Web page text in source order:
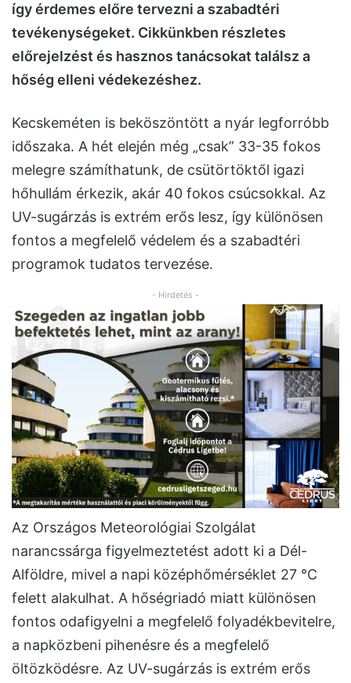
így érdemes előre tervezni a szabadtéri
tevékenységeket. Cikkünkben részletes
előrejelzést és hasznos tanácsokat találsz a
hőség elleni védekezéshez.
Kecskeméten is beköszöntött a nyár legforróbb
időszaka. A hét elején még „csak” 33-35 fokos
melegre számíthatunk, de csütörtöktől igazi
hőhullám érkezik, akár 40 fokos csúcsokkal. Az
UV-sugárzás is extrém erős lesz, így különösen
fontos a megfelelő védelem és a szabadtéri
programok tudatos tervezése.
- Hirdetés -
Az Országos Meteorológiai Szolgálat
narancssárga figyelmeztetést adott ki a Dél-
Alföldre, mivel a napi középhőmérséklet 27 °C
felett alakulhat. A hőségriadó miatt különösen
fontos odafigyelni a megfelelő folyadékbevitelre,
a napközbeni pihenésre és a megfelelő
öltözködésre. Az UV-sugárzás is extrém erős